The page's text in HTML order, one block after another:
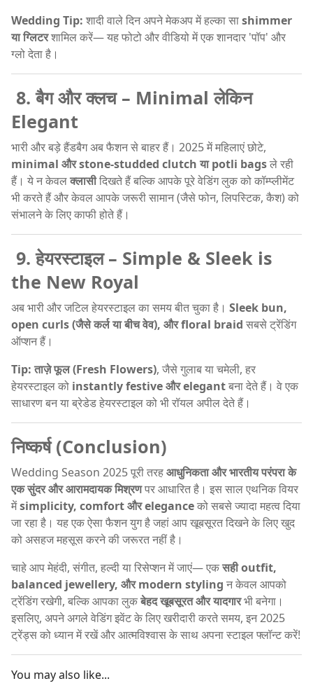
Wedding Tip: शादी वाले दिन अपने मेकअप में हल्का साshimmer
या ग्लिटरशामिल करें— यह फोटो और वीडियो में एक शानदार 'पॉप' और
ग्लो देता है।
8. बैग और क्लच – Minimal लेकिन
Elegant
भारी और बड़े हैंडबैग अब फैशन से बाहर हैं। 2025 में महिलाएं छोटे,
minimal और stone-studded clutch या potli bagsले रही
हैं। ये न केवलक्लासीदिखते हैं बल्कि आपके पूरे वेडिंग लुक को कॉम्प्लीमेंट
भी करते हैं और केवल आपके जरूरी सामान (जैसे फोन, लिपस्टिक, कैश) को
संभालने के लिए काफी होते हैं।
9. हेयरस्टाइल – Simple & Sleek is
the New Royal
अब भारी और जटिल हेयरस्टाइल का समय बीत चुका है। Sleek bun,
open curls (जैसे कर्ल या बीच वेव), और floral braid सबसे ट्रेंडिंग
ऑप्शन हैं।
Tip: ताज़े फूल (Fresh Flowers), जैसे गुलाब या चमेली, हर
हेयरस्टाइल को instantly festive और elegantबना देते हैं। वे एक
साधारण बन या ब्रेडेड हेयरस्टाइल को भी रॉयल अपील देते हैं।
निष्कर्ष (Conclusion)
Wedding Season 2025 पूरी तरहआधुनिकता और भारतीय परंपरा के
एक सुंदर और आरामदायक मिश्रणपर आधारित है। इस साल एथनिक वियर
मेंsimplicity, comfort और eleganceको सबसे ज्यादा महत्व दिया
जा रहा है। यह एक ऐसा फैशन युग है जहां आप खूबसूरत दिखने के लिए खुद
को असहज महसूस करने की जरूरत नहीं है।
चाहे आप मेहंदी, संगीत, हल्दी या रिसेप्शन में जाएं— एकसही outfit,
balanced jewellery, और modern styling न केवल आपको
ट्रेंडिंग रखेगी, बल्कि आपका लुकबेहद खूबसूरत और यादगारभी बनेगा।
इसलिए, अपने अगले वेडिंग इवेंट के लिए खरीदारी करते समय, इन 2025
ट्रेंड्स को ध्यान में रखें और आत्मविश्वास के साथ अपना स्टाइल फ्लॉन्ट करें!
You may also like...